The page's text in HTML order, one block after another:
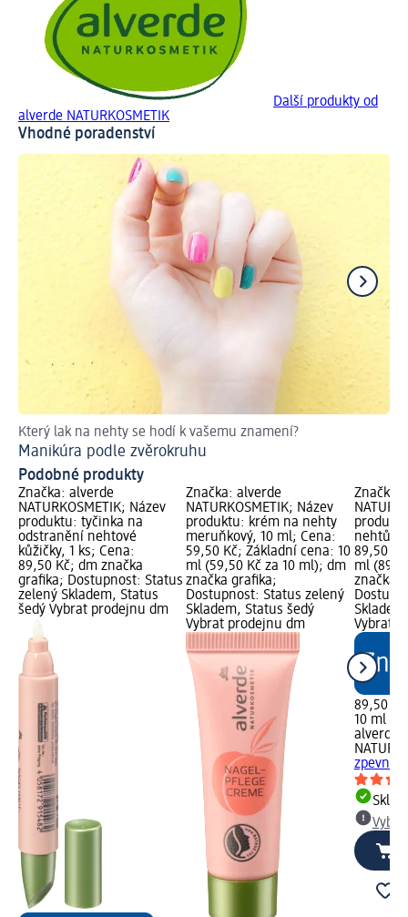
Další produkty od
alverde NATURKOSMETIK
Vhodné poradenství
Který lak na nehty se hodí k vašemu znamení?
Manikúra podle zvěrokruhu
Podobné produkty
Značka: alverde
NATURKOSMETIK; Název
produktu: tyčinka na
odstranění nehtové
kůžičky, 1 ks; Cena:
89,50 Kč; dm značka
grafika; Dostupnost: Status
zelený Skladem, Status
šedý Vybrat prodejnu dm
Značka: alverde
NATURKOSMETIK; Název
produktu: krém na nehty
meruňkový, 10 ml; Cena:
59,50 Kč; Základní cena: 10
ml (59,50 Kč za 10 ml); dm
značka grafika;
Dostupnost: Status zelený
Skladem, Status šedý
Vybrat prodejnu dm
Značka:
nehtů,
89,50
ml
značka
Vybrat
89,50 Kč
10 ml
alverde